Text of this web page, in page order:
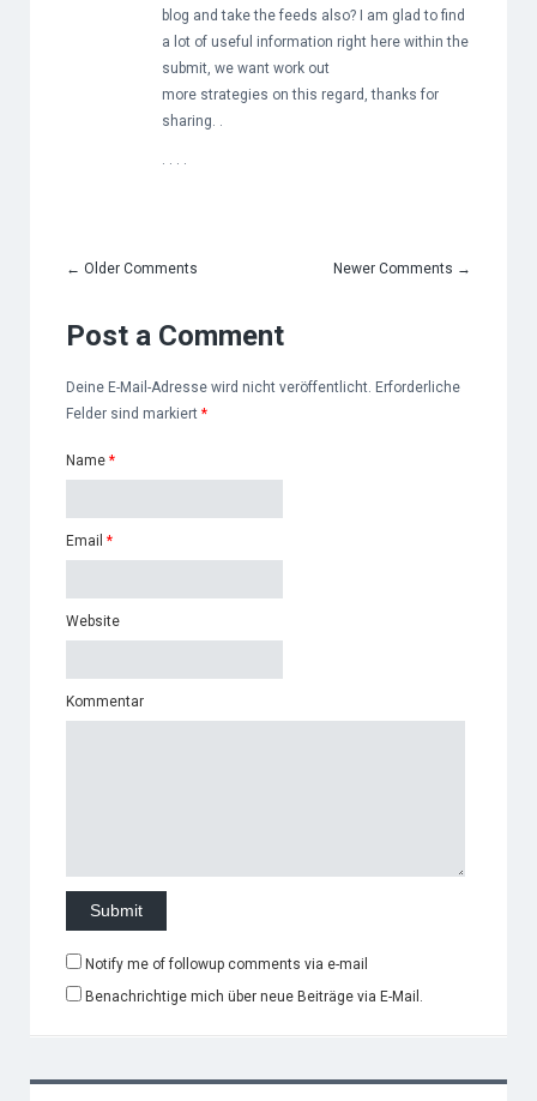
blog and take the feeds also? I am glad to find
a lot of useful information right here within the
submit, we want work out
more strategies on this regard, thanks for
sharing. .
. . . .
← Older Comments Newer Comments →
Post a Comment
Deine E-Mail-Adresse wird nicht veröffentlicht. Erforderliche
Felder sind markiert *
Name *
Email *
Website
Kommentar
Notify me of followup comments via e-mail
Benachrichtige mich über neue Beiträge via E-Mail.